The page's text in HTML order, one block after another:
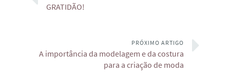
GRATIDÃO!
PRÓXIMO ARTIGO
A importância da modelagem e da costura
para a criação de moda